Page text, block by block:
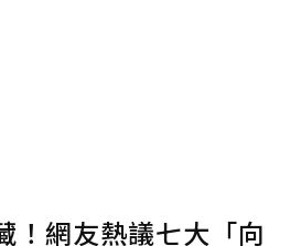
！網友熱議七大「向